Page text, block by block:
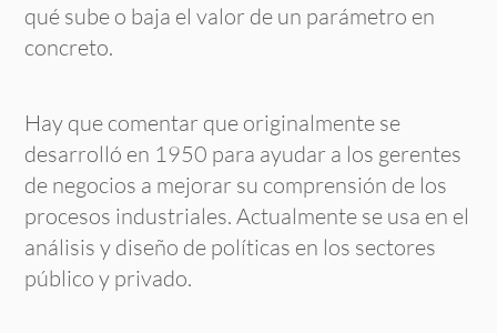
qué sube o baja el valor de un parámetro en
concreto.
Hay que comentar que originalmente se
desarrolló en 1950 para ayudar a los gerentes
de negocios a mejorar su comprensión de los
procesos industriales. Actualmente se usa en el
análisis y diseño de políticas en los sectores
público y privado.